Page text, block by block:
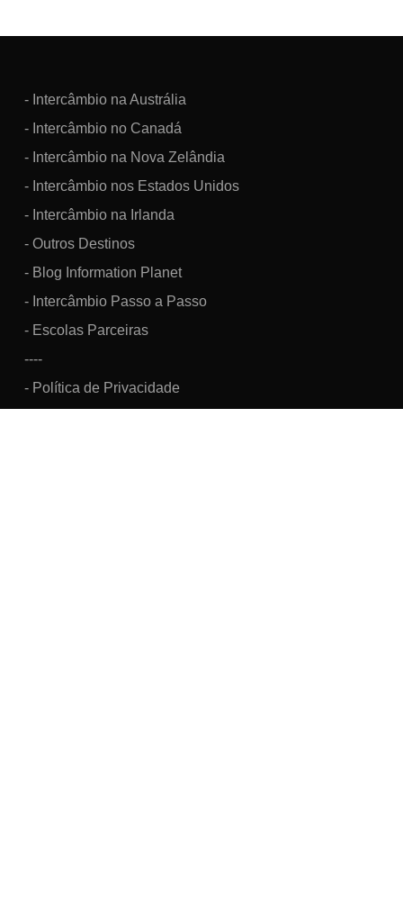
- Intercâmbio na Austrália
- Intercâmbio no Canadá
- Intercâmbio na Nova Zelândia
- Intercâmbio nos Estados Unidos
- Intercâmbio na Irlanda
- Outros Destinos
- Blog Information Planet
- Intercâmbio Passo a Passo
- Escolas Parceiras
----
- Política de Privacidade